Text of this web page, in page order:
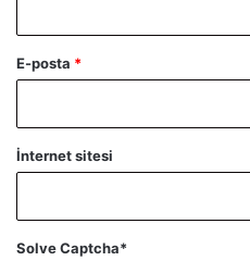
E-posta *
İnternet sitesi
Solve Captcha*